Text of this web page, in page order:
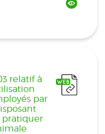
relatif à
par